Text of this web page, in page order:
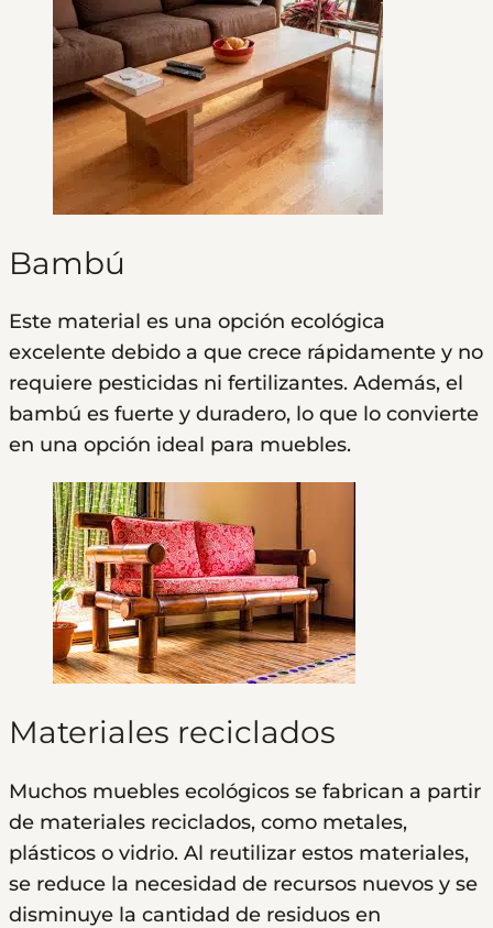
Bambú
Este material es una opción ecológica
excelente debido a que crece rápidamente y no
requiere pesticidas ni fertilizantes. Además, el
bambú es fuerte y duradero, lo que lo convierte
en una opción ideal para muebles.
Materiales reciclados
Muchos muebles ecológicos se fabrican a partir
de materiales reciclados, como metales,
plásticos o vidrio. Al reutilizar estos materiales,
se reduce la necesidad de recursos nuevos y se
disminuye la cantidad de residuos en